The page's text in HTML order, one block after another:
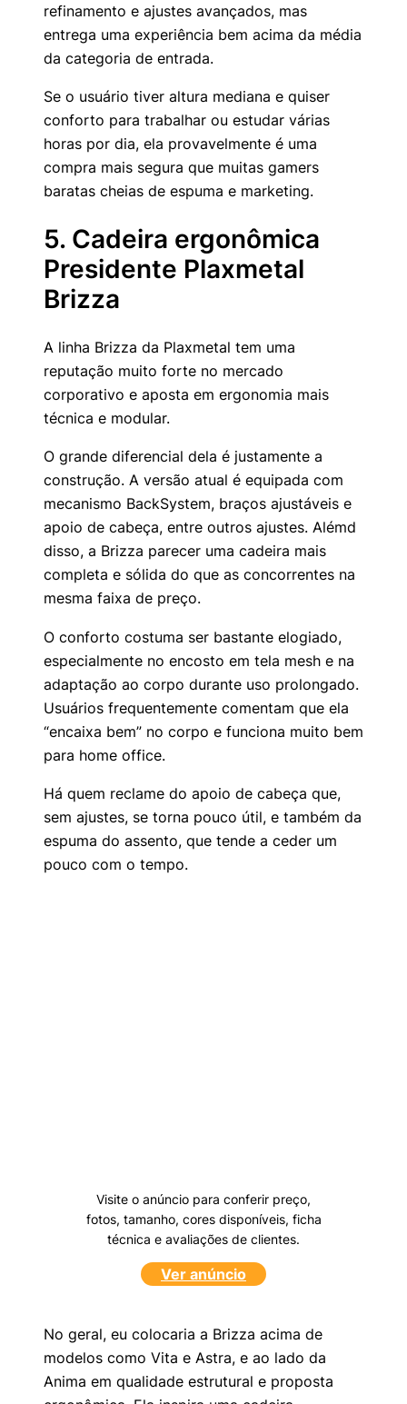
refinamento e ajustes avançados, mas
entrega uma experiência bem acima da média
da categoria de entrada.
Se o usuário tiver altura mediana e quiser
conforto para trabalhar ou estudar várias
horas por dia, ela provavelmente é uma
compra mais segura que muitas gamers
baratas cheias de espuma e marketing.
5. Cadeira ergonômica
Presidente Plaxmetal
Brizza
A linha Brizza da Plaxmetal tem uma
reputação muito forte no mercado
corporativo e aposta em ergonomia mais
técnica e modular.
O grande diferencial dela é justamente a
construção. A versão atual é equipada com
mecanismo BackSystem, braços ajustáveis e
apoio de cabeça, entre outros ajustes. Alémd
disso, a Brizza parecer uma cadeira mais
completa e sólida do que as concorrentes na
mesma faixa de preço.
O conforto costuma ser bastante elogiado,
especialmente no encosto em tela mesh e na
adaptação ao corpo durante uso prolongado.
Usuários frequentemente comentam que ela
“encaixa bem” no corpo e funciona muito bem
para home office.
Há quem reclame do apoio de cabeça que,
sem ajustes, se torna pouco útil, e também da
espuma do assento, que tende a ceder um
pouco com o tempo.
Visite o anúncio para conferir preço,
fotos, tamanho, cores disponíveis, ficha
técnica e avaliações de clientes.
Ver anúncio
No geral, eu colocaria a Brizza acima de
modelos como Vita e Astra, e ao lado da
Anima em qualidade estrutural e proposta